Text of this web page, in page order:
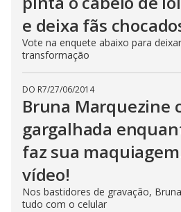
e deixa fãs
Vote na enquete abaixo para
transformação
DO R7/27/06/2014
Bruna Marquezine
gargalhada
faz sua
vídeo!
Nos bastidores de gravação,
tudo com o celular